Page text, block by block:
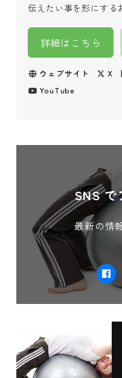
伝えたい事を形にする
詳細はこちら
ウェブサイト X
YouTube
SNS で
最新の情